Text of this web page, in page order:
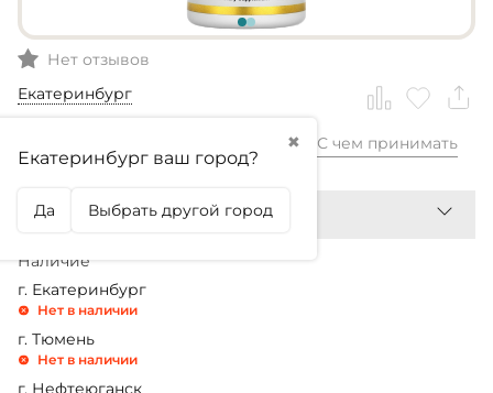
Нет отзывов
Екатеринбург
✖
Екатеринбург ваш город?
Да Выбрать другой город
1 890,99₽ С чем принимать
Наличие
г. Екатеринбург
Нет в наличии
г. Тюмень
Нет в наличии
г. Нефтеюганск